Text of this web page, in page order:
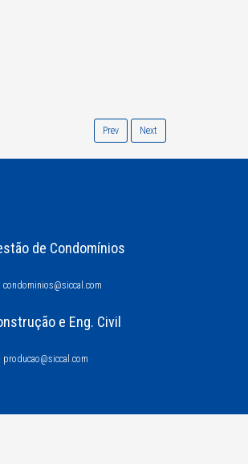
Prev Next
de Condomínios
condominios@siccal.com
e Eng. Civil
producao@siccal.com